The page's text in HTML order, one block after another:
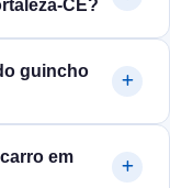
guincho
em